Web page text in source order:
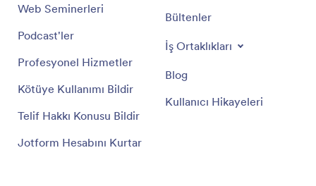
Web Seminerleri
Podcast'ler
Profesyonel Hizmetler
Kötüye Kullanımı Bildir
Telif Hakkı Konusu Bildir
Jotform Hesabını Kurtar
Bültenler
İş Ortaklıkları
Blog
Kullanıcı Hikayeleri